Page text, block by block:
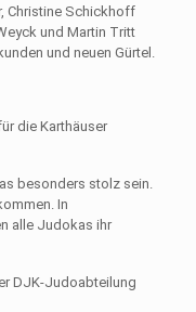
Christine Schickhoff
und Martin Tritt
und neuen Gürtel.
die Karthäuser
besonders stolz sein.
In
alle Judokas ihr
DJK-Judoabteilung